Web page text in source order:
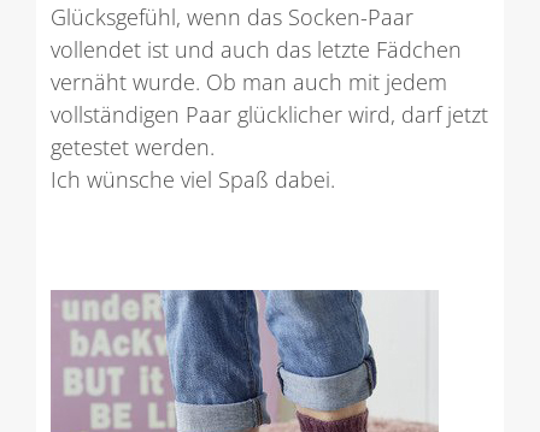
Glücksgefühl, wenn das Socken-Paar
vollendet ist und auch das letzte Fädchen
vernäht wurde. Ob man auch mit jedem
vollständigen Paar glücklicher wird, darf jetzt
getestet werden.
Ich wünsche viel Spaß dabei.